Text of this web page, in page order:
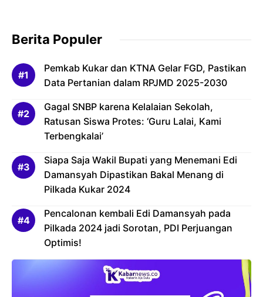
Berita Populer
Pemkab Kukar dan KTNA Gelar FGD, Pastikan
Data Pertanian dalam RPJMD 2025-2030
Gagal SNBP karena Kelalaian Sekolah,
Ratusan Siswa Protes: ‘Guru Lalai, Kami
Terbengkalai’
Siapa Saja Wakil Bupati yang Menemani Edi
Damansyah Dipastikan Bakal Menang di
Pilkada Kukar 2024
Pencalonan kembali Edi Damansyah pada
Pilkada 2024 jadi Sorotan, PDI Perjuangan
Optimis!